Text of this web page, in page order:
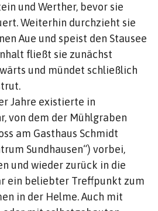
und Werther, bevor sie
Weiterhin durchzieht sie
Aue und speist den Stausee
fließt sie zunächst
und mündet schließlich
Jahre existierte in
von dem der Mühlgraben
am Gasthaus Schmidt
Sundhausen“) vorbei,
und wieder zurück in die
ein beliebter Treffpunkt zum
in der Helme. Auch mit